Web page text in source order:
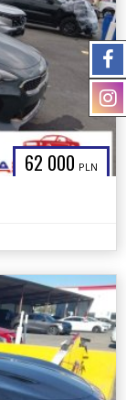
62 000 PLN